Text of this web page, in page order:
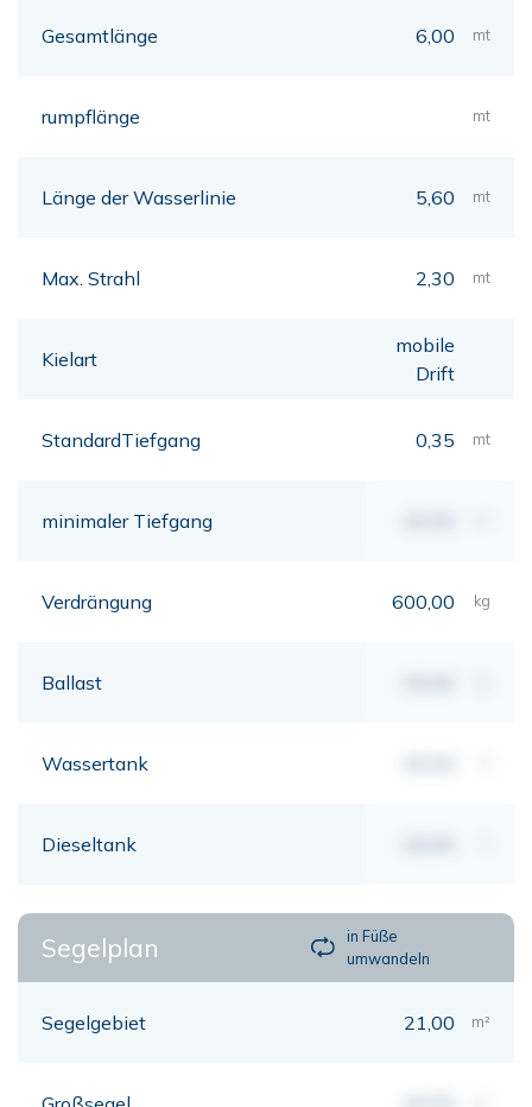
Gesamtlänge 6,00 mt
rumpflänge mt
Länge der Wasserlinie 5,60 mt
Max. Strahl 2,30 mt
Kielart
mobile
Drift
StandardTiefgang 0,35 mt
minimaler Tiefgang
Verdrängung 600,00 kg
Ballast
Wassertank
Dieseltank
Segelplan
in Füße
umwandeln
Segelgebiet 21,00 m²